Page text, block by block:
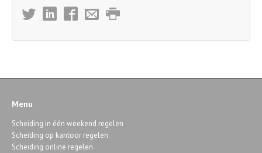
Menu
Scheiding in één weekend regelen
Scheiding op kantoor regelen
Scheiding online regelen